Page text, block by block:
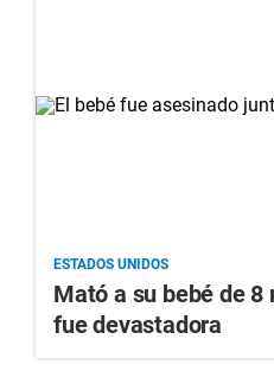
ESTADOS UNIDOS
Mató a su bebé de 8
fue devastadora